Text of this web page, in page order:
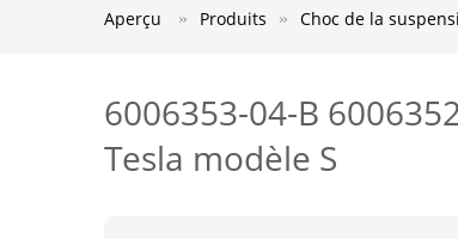
Aperçu Produits Choc de la
6006353-04-B
Tesla modèle S